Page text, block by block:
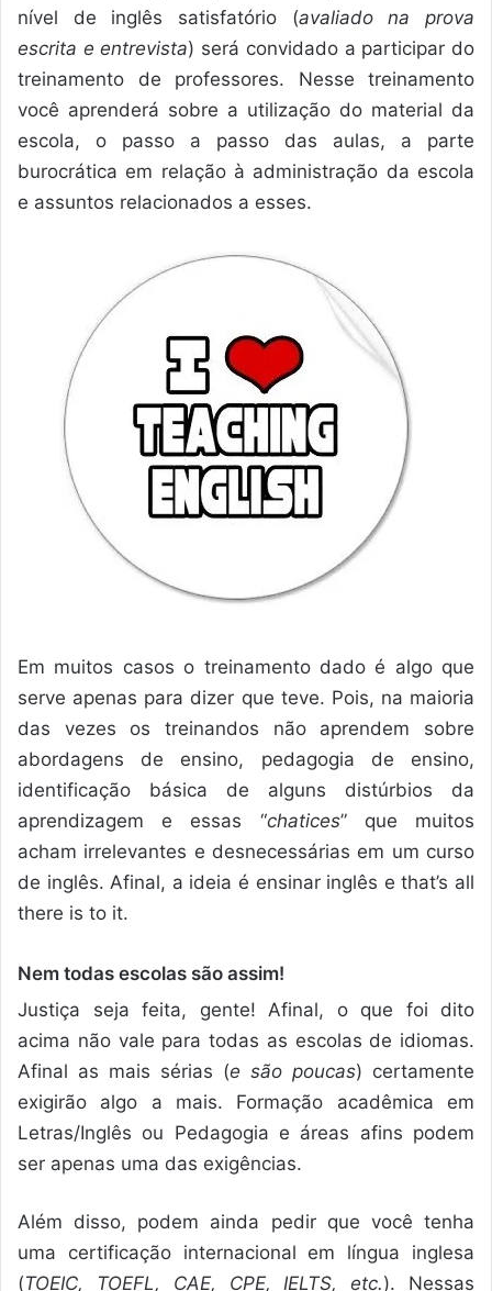
nível de inglês satisfatório (avaliado na prova
escrita e entrevista) será convidado a participar do
treinamento de professores. Nesse treinamento
você aprenderá sobre a utilização do material da
escola, o passo a passo das aulas, a parte
burocrática em relação à administração da escola
e assuntos relacionados a esses.
Em muitos casos o treinamento dado é algo que
serve apenas para dizer que teve. Pois, na maioria
das vezes os treinandos não aprendem sobre
abordagens de ensino, pedagogia de ensino,
identificação básica de alguns distúrbios da
aprendizagem e essas “chatices” que muitos
acham irrelevantes e desnecessárias em um curso
de inglês. Afinal, a ideia é ensinar inglês e that’s all
there is to it.
Nem todas escolas são assim!
Justiça seja feita, gente! Afinal, o que foi dito
acima não vale para todas as escolas de idiomas.
Afinal as mais sérias (e são poucas) certamente
exigirão algo a mais. Formação acadêmica em
Letras/Inglês ou Pedagogia e áreas afins podem
ser apenas uma das exigências.
Além disso, podem ainda pedir que você tenha
uma certificação internacional em língua inglesa
(TOEIC, TOEFL, CAE, CPE, IELTS, etc.). Nessas